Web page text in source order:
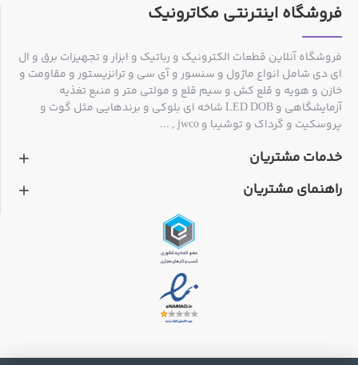
فروشگاه اینترنتی مکاترونیک
فروشگاه آنلاین قطعات الکترونیک و رباتیک و ابزار و تجهیزات برق و ال
ای دی شامل انواع ماژول و سنسور و آی سی و ترانزیستور و مقاومت و
خازن و هویه و قلع کش و سیم قلع و مولتی متر و منبع تغذیه
آزمایشگاهی و LED DOB شاخه ای بلوکی و برندهایی مثل گوت و
پروسکیت و گرداک و توشیبا و jwco , ...
خدمات مشتریان
راهنمای مشتریان